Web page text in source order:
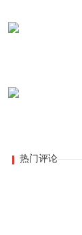
热门评论